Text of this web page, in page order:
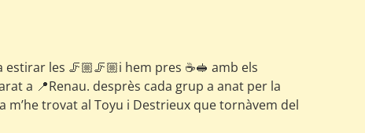
les 🦵🏼🦵🏼i hem pres ☕🥪 amb els
a 📍Renau. desprès cada grup a anat per la
m’he trovat al Toyu i Destrieux que tornàvem del